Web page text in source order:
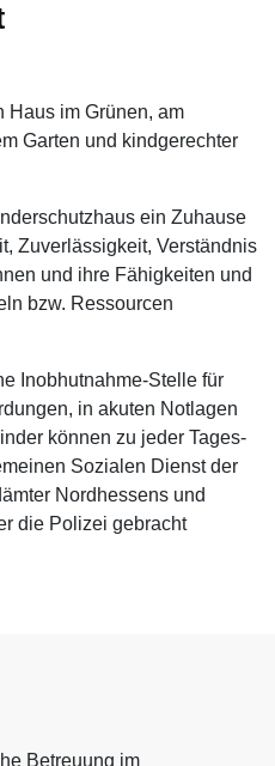
Haus im Grünen, am
Garten und kindgerechter
ein Zuhause
Zuverlässigkeit, Verständnis
und ihre Fähigkeiten und
bzw. Ressourcen
Inobhutnahme-Stelle für
in akuten Notlagen
können zu jeder Tages-
Sozialen Dienst der
Nordhessens und
die Polizei gebracht
Betreuung im